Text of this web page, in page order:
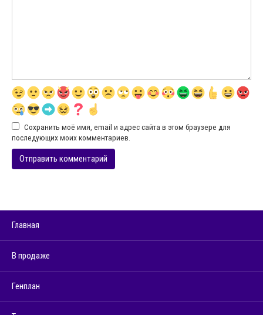
Сохранить моё имя, email и адрес сайта в этом браузере для
последующих моих комментариев.
Главная
В продаже
Генплан